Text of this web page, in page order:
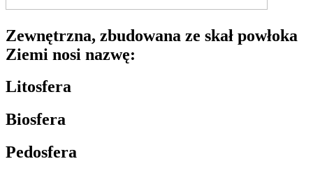
Zewnętrzna, zbudowana ze skał powłoka
Ziemi nosi nazwę:
Litosfera
Biosfera
Pedosfera